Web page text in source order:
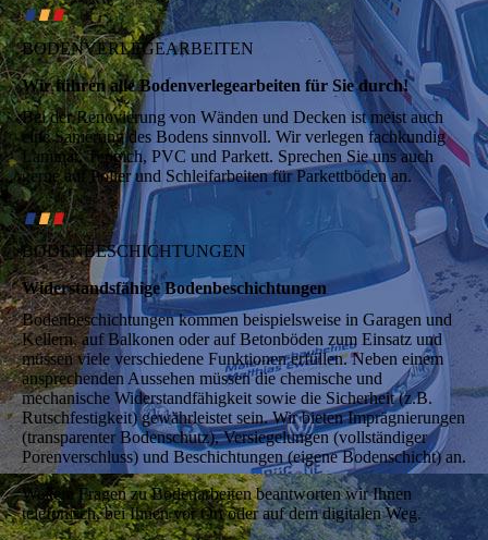
∎∎∎
BODENVERLEGEARBEITEN
Wir führen alle Boden­verlege­arbeiten für Sie durch!
Bei der Renovierung von Wänden und Decken ist meist auch
eine Sanierung des Bodens sinnvoll. Wir verlegen fachkundig
Laminat, Teppich, PVC und Parkett. Sprechen Sie uns auch
gerne auf Polier und Schleifarbeiten für Parkettböden an.
∎∎∎
BODENBESCHICHTUNGEN
Widerstands­fähige Boden­beschichtungen
Bodenbeschichtungen kommen beispielsweise in Garagen und
Kellern, auf Balkonen oder auf Betonböden zum Einsatz und
müssen viele verschiedene Funktionen erfüllen. Neben einem
ansprechenden Aussehen müssen die chemische und
mechanische Widerstandfähigkeit sowie die Sicherheit (z.B.
Rutschfestigkeit) gewährleistet sein. Wir bieten Imprägnierungen
(transparenter Bodenschutz), Versiegelungen (vollständiger
Porenverschluss) und Beschichtungen (eigene Bodenschicht) an.
Weitere Fragen zu Bodenarbeiten beantworten wir Ihnen
telefonisch, bei Ihnen vor Ort oder auf dem digitalen Weg.